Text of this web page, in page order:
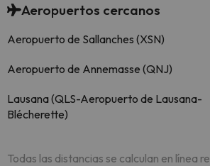
Aeropuertos cercanos
Aeropuerto de Sallanches (XSN)
Aeropuerto de Annemasse (QNJ)
Lausana (QLS-Aeropuerto de Lausana-
Blécherette)
Todas las distancias se calculan en línea